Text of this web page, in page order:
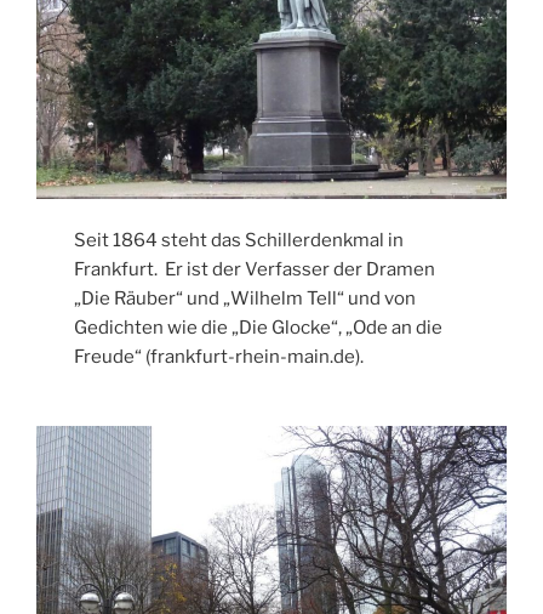
Seit 1864 steht das Schillerdenkmal in
Frankfurt. Er ist der Verfasser der Dramen
„Die Räuber“ und „Wilhelm Tell“ und von
Gedichten wie die „Die Glocke“, „Ode an die
Freude“ (frankfurt-rhein-main.de).